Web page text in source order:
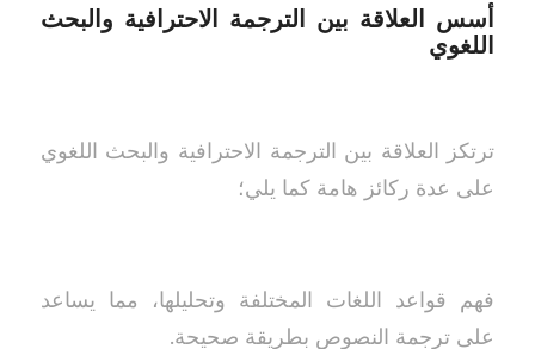
أسس العلاقة بين الترجمة الاحترافية والبحث
اللغوي
ترتكز العلاقة بين الترجمة الاحترافية والبحث اللغوي
على عدة ركائز هامة كما يلي؛
فهم قواعد اللغات المختلفة وتحليلها، مما يساعد
على ترجمة النصوص بطريقة صحيحة.